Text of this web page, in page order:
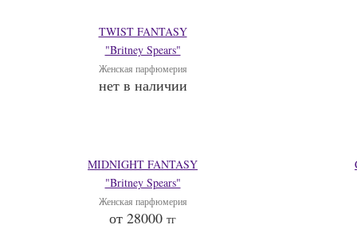
TWIST FANTASY
"Britney Spears"
Женская парфюмерия
нет в наличии
MIDNIGHT FANTASY
"Britney Spears"
Женская парфюмерия
от 28000 тг